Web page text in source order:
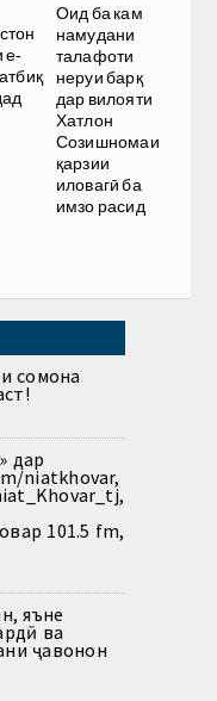
e-
Оид ба кам
намудани
талафоти
неруи барқ
дар вилояти
Хатлон
Созишномаи
қарзии
иловагӣ ба
имзо расид
сомона
дар
niatkhovar,
101.5 fm,
яъне
ва
ҷавонон